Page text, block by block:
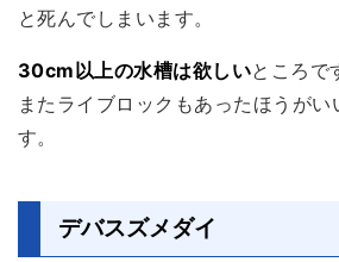
と死んでしまいます。
30cm以上の水槽は欲しいところで
またライブロックもあったほうがい
す。
デバスズメダイ